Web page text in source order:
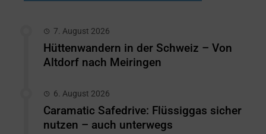
7. August 2026
Hüttenwandern in der Schweiz – Von
Altdorf nach Meiringen
6. August 2026
Caramatic Safedrive: Flüssiggas sicher
nutzen – auch unterwegs